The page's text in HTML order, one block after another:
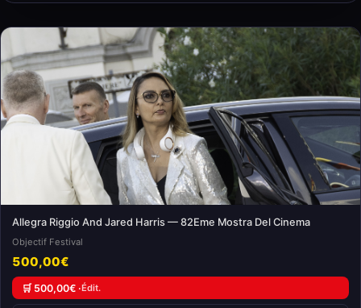
Allegra Riggio And Jared Harris — 82Eme Mostra Del Cinema
Objectif Festival
500,00€
🛒 500,00€ ·Édit.